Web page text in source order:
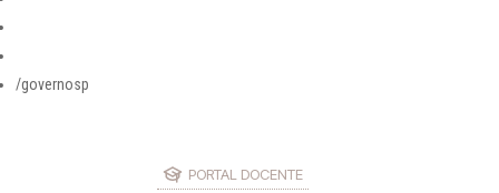
/governosp
PORTAL DOCENTE